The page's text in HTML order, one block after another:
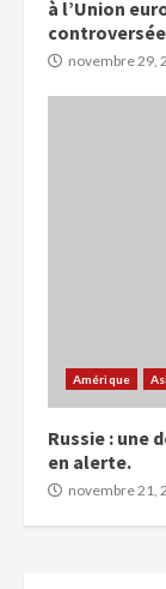
à l’Union
novembre 29,
Amérique
Russie : une
en alerte.
novembre 21,